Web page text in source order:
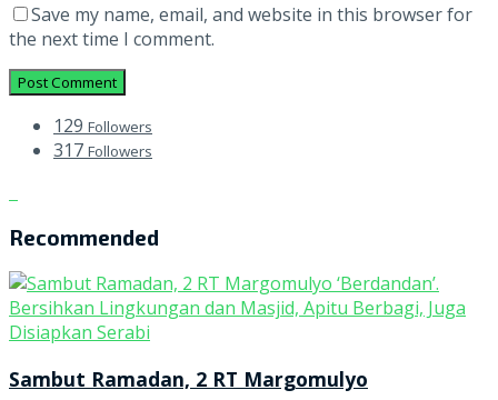
Save my name, email, and website in this browser for
the next time I comment.
129 Followers
317 Followers
Recommended
Sambut Ramadan, 2 RT Margomulyo